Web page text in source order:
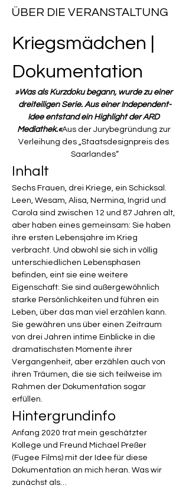
ÜBER DIE VERANSTALTUNG
Kriegsmädchen |
Dokumentation
»Was als Kurzdoku begann, wurde zu einer
dreiteiligen Serie. Aus einer Independent-
Idee entstand ein Highlight der ARD
Mediathek.«Aus der Jurybegründung zur
Verleihung des „Staatsdesignpreis des
Saarlandes“
Inhalt
Sechs Frauen, drei Kriege, ein Schicksal.
Leen, Wesam, Alisa, Nermina, Ingrid und
Carola sind zwischen 12 und 87 Jahren alt,
aber haben eines gemeinsam: Sie haben
ihre ersten Lebensjahre im Krieg
verbracht. Und obwohl sie sich in völlig
unterschiedlichen Lebensphasen
befinden, eint sie eine weitere
Eigenschaft: Sie sind außergewöhnlich
starke Persönlichkeiten und führen ein
Leben, über das man viel erzählen kann.
Sie gewähren uns über einen Zeitraum
von drei Jahren intime Einblicke in die
dramatischsten Momente ihrer
Vergangenheit, aber erzählen auch von
ihren Träumen, die sie sich teilweise im
Rahmen der Dokumentation sogar
erfüllen.
Hintergrundinfo
Anfang 2020 trat mein geschätzter
Kollege und Freund Michael Preßer
(Fugee Films) mit der Idee für diese
Dokumentation an mich heran. Was wir
zunächst als…